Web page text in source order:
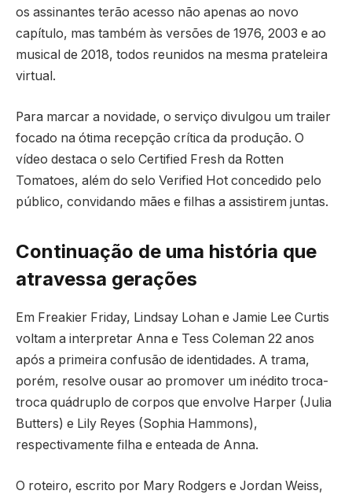
os assinantes terão acesso não apenas ao novo
capítulo, mas também às versões de 1976, 2003 e ao
musical de 2018, todos reunidos na mesma prateleira
virtual.
Para marcar a novidade, o serviço divulgou um trailer
focado na ótima recepção crítica da produção. O
vídeo destaca o selo Certified Fresh da Rotten
Tomatoes, além do selo Verified Hot concedido pelo
público, convidando mães e filhas a assistirem juntas.
Continuação de uma história que
atravessa gerações
Em Freakier Friday, Lindsay Lohan e Jamie Lee Curtis
voltam a interpretar Anna e Tess Coleman 22 anos
após a primeira confusão de identidades. A trama,
porém, resolve ousar ao promover um inédito troca-
troca quádruplo de corpos que envolve Harper (Julia
Butters) e Lily Reyes (Sophia Hammons),
respectivamente filha e enteada de Anna.
O roteiro, escrito por Mary Rodgers e Jordan Weiss,